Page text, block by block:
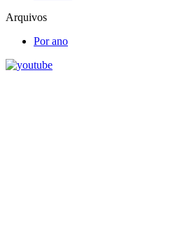
Arquivos
Por ano